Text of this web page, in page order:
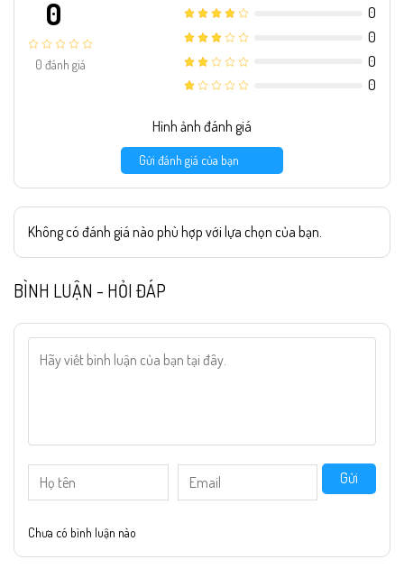
0
0 đánh giá
0
0
0
0
Hình ảnh đánh giá
Gửi đánh giá của bạn
Không có đánh giá nào phù hợp với lựa chọn của bạn.
BÌNH LUẬN - HỎI ĐÁP
Gửi
Chưa có bình luận nào